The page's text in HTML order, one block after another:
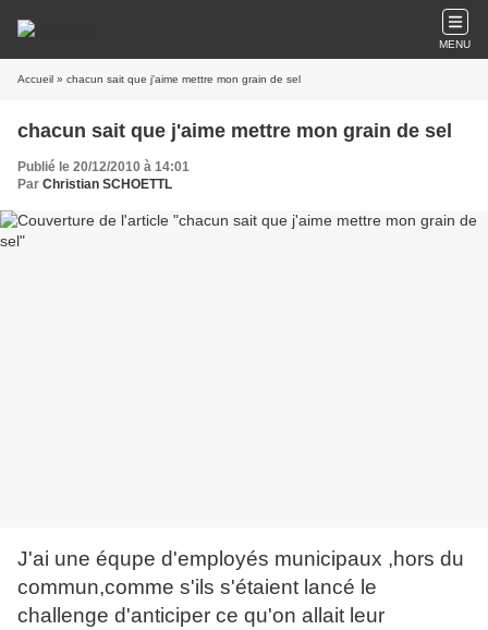
MENU
Accueil » chacun sait que j'aime mettre mon grain de sel
chacun sait que j'aime mettre mon grain de sel
Publié le 20/12/2010 à 14:01
Par Christian SCHOETTL
J'ai une équpe d'employés municipaux ,hors du
commun,comme s'ils s'étaient lancé le
challenge d'anticiper ce qu'on allait leur